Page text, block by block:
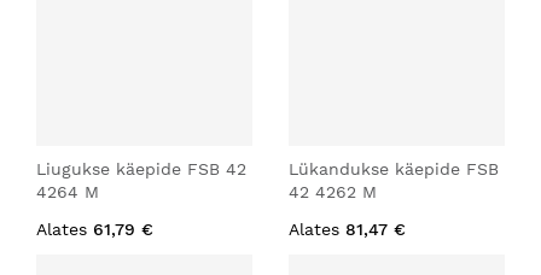
Liugukse käepide FSB 42
4264 M
Alates 61,79 €
Lükandukse käepide FSB
42 4262 M
Alates 81,47 €